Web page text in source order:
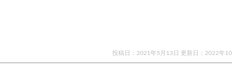
投稿日：2021年5月13日 更新日： 2022年